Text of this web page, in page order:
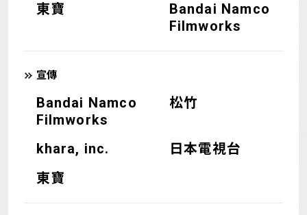
東寶
Bandai Namco
Filmworks
宣傳
Bandai Namco
Filmworks
松竹
khara, inc.
日本電視台
東寶